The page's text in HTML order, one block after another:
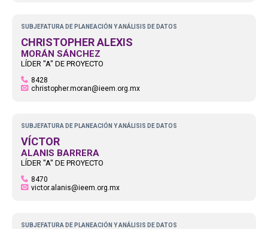
SUBJEFATURA DE PLANEACIÓN Y ANÁLISIS DE DATOS
CHRISTOPHER ALEXIS
MORÁN SÁNCHEZ
LÍDER "A" DE PROYECTO
8428
christopher.moran@ieem.org.mx
SUBJEFATURA DE PLANEACIÓN Y ANÁLISIS DE DATOS
VÍCTOR
ALANIS BARRERA
LÍDER "A" DE PROYECTO
8470
victor.alanis@ieem.org.mx
SUBJEFATURA DE PLANEACIÓN Y ANÁLISIS DE DATOS